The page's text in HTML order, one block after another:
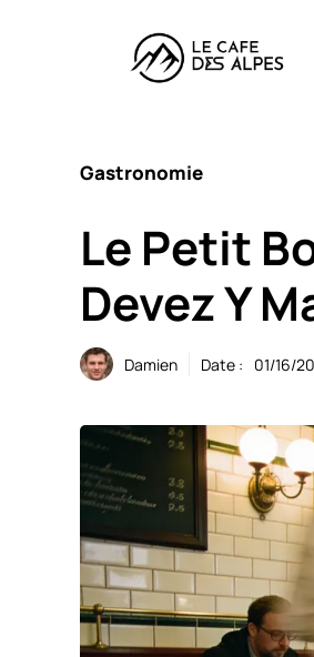
Gastronomie
Le Petit
Devez Y
Damien Date : 01/16/